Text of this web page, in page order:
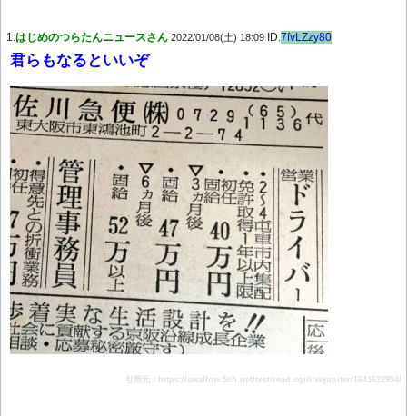
1:はじめのつらたんニュースさん 2022/01/08(土) 18:09 ID:7fvLZzy80
君らもなるといいぞ
引用元：https://swallow.5ch.net/test/read.cgi/livejupiter/1641632954/